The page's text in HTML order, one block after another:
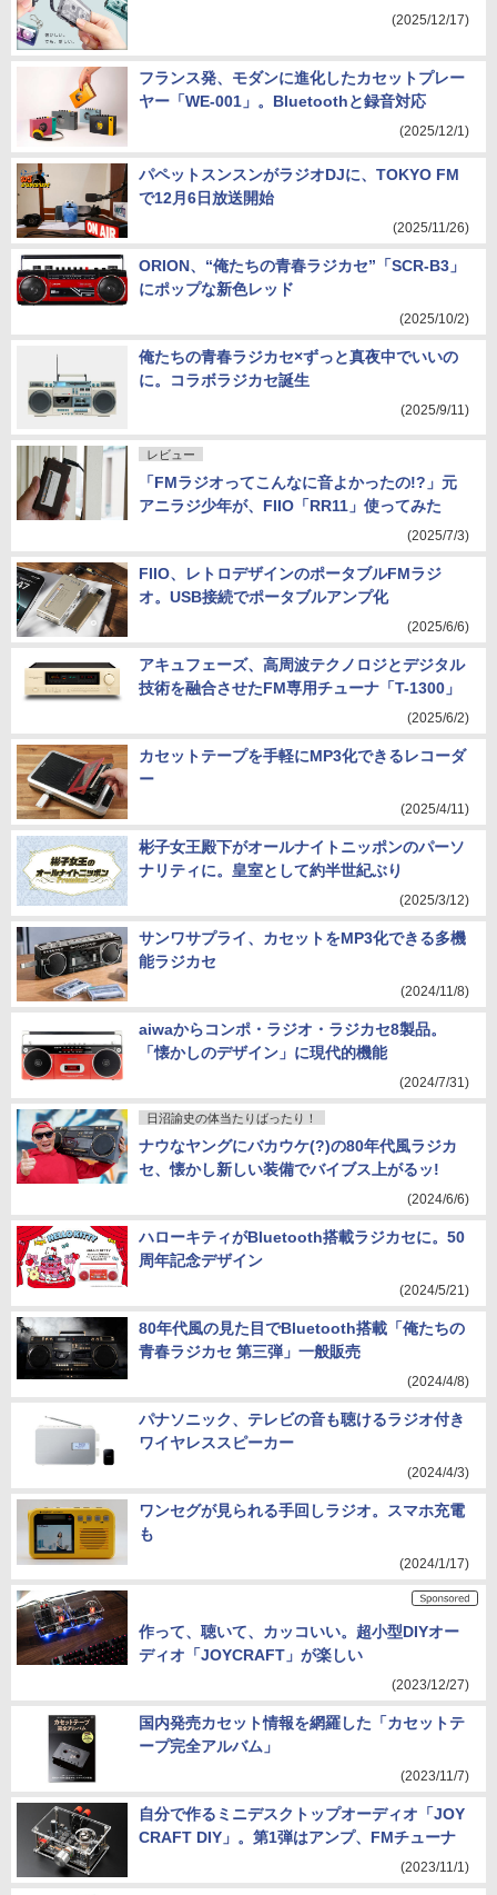
(2025/12/17)
フランス発、モダンに進化したカセットプレー
ヤー「WE-001」。Bluetoothと録音対応
(2025/12/1)
パペットスンスンがラジオDJに、TOKYO FM
で12月6日放送開始
(2025/11/26)
ORION、“俺たちの青春ラジカセ”「SCR-B3」
にポップな新色レッド
(2025/10/2)
俺たちの青春ラジカセ×ずっと真夜中でいいの
に。コラボラジカセ誕生
(2025/9/11)
レビュー
「FMラジオってこんなに音よかったの!?」元
アニラジ少年が、FIIO「RR11」使ってみた
(2025/7/3)
FIIO、レトロデザインのポータブルFMラジ
オ。USB接続でポータブルアンプ化
(2025/6/6)
アキュフェーズ、高周波テクノロジとデジタル
技術を融合させたFM専用チューナ「T-1300」
(2025/6/2)
カセットテープを手軽にMP3化できるレコーダ
ー
(2025/4/11)
彬子女王殿下がオールナイトニッポンのパーソ
ナリティに。皇室として約半世紀ぶり
(2025/3/12)
サンワサプライ、カセットをMP3化できる多機
能ラジカセ
(2024/11/8)
aiwaからコンポ・ラジオ・ラジカセ8製品。
「懐かしのデザイン」に現代的機能
(2024/7/31)
日沼諭史の体当たりばったり！
ナウなヤングにバカウケ(?)の80年代風ラジカ
セ、懐かし新しい装備でバイブス上がるッ!
(2024/6/6)
ハローキティがBluetooth搭載ラジカセに。50
周年記念デザイン
(2024/5/21)
80年代風の見た目でBluetooth搭載「俺たちの
青春ラジカセ 第三弾」一般販売
(2024/4/8)
パナソニック、テレビの音も聴けるラジオ付き
ワイヤレススピーカー
(2024/4/3)
ワンセグが見られる手回しラジオ。スマホ充電
も
(2024/1/17)
作って、聴いて、カッコいい。超小型DIYオー
ディオ「JOYCRAFT」が楽しい
(2023/12/27)
国内発売カセット情報を網羅した「カセットテ
ープ完全アルバム」
(2023/11/7)
自分で作るミニデスクトップオーディオ「JOY
CRAFT DIY」。第1弾はアンプ、FMチューナ
(2023/11/1)